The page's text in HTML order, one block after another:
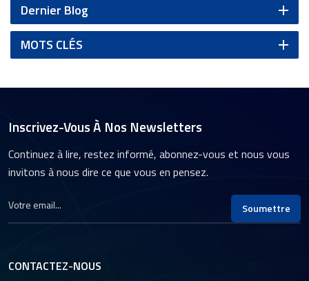
Dernier Blog
MOTS CLÉS
Inscrivez-Vous À Nos Newsletters
Continuez à lire, restez informé, abonnez-vous et nous vous
invitons à nous dire ce que vous en pensez.
Soumettre
CONTACTEZ-NOUS